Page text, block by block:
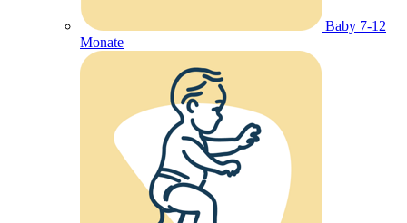
Baby 7-12
Monate